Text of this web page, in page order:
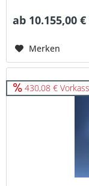
ab 10.155,00
Merken
430,08 €